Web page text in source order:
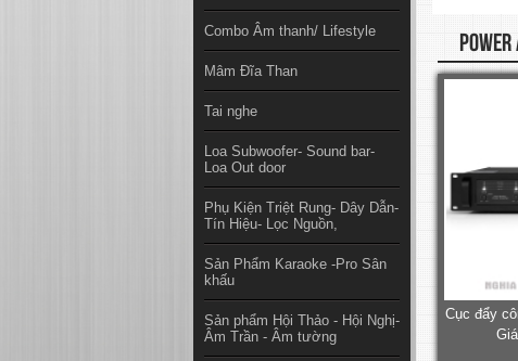
Combo Âm thanh/ Lifestyle
Mâm Đĩa Than
Tai nghe
Loa Subwoofer- Sound bar-
Loa Out door
Phụ Kiện Triệt Rung- Dây Dẫn-
Tín Hiệu- Lọc Nguồn,
Sản Phẩm Karaoke -Pro Sân
khấu
Sản phẩm Hội Thảo - Hội Nghị-
Âm Trần - Âm tường
Cục đẩy